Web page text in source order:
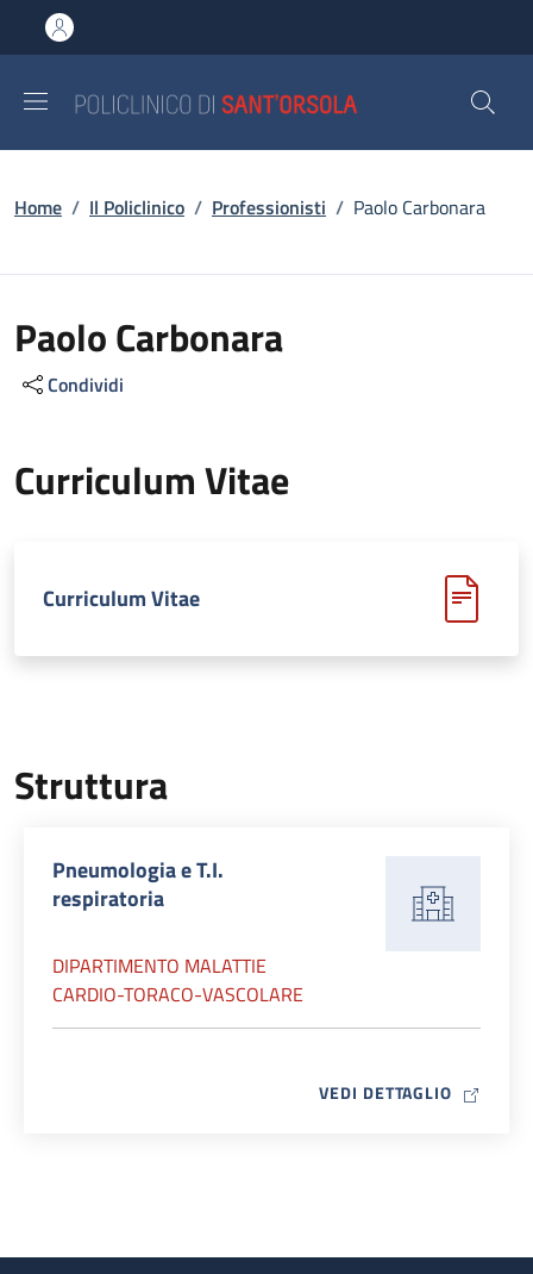
al contenuto principale
to footer content
Briciole di pane
Home / Il Policlinico / Professionisti / Paolo Carbonara
Paolo Carbonara
Condividi
Curriculum Vitae
Curriculum Vitae
Struttura
Pneumologia e T.I.
respiratoria
DIPARTIMENTO MALATTIE
CARDIO-TORACO-VASCOLARE
VEDI DETTAGLIO MAP ICON